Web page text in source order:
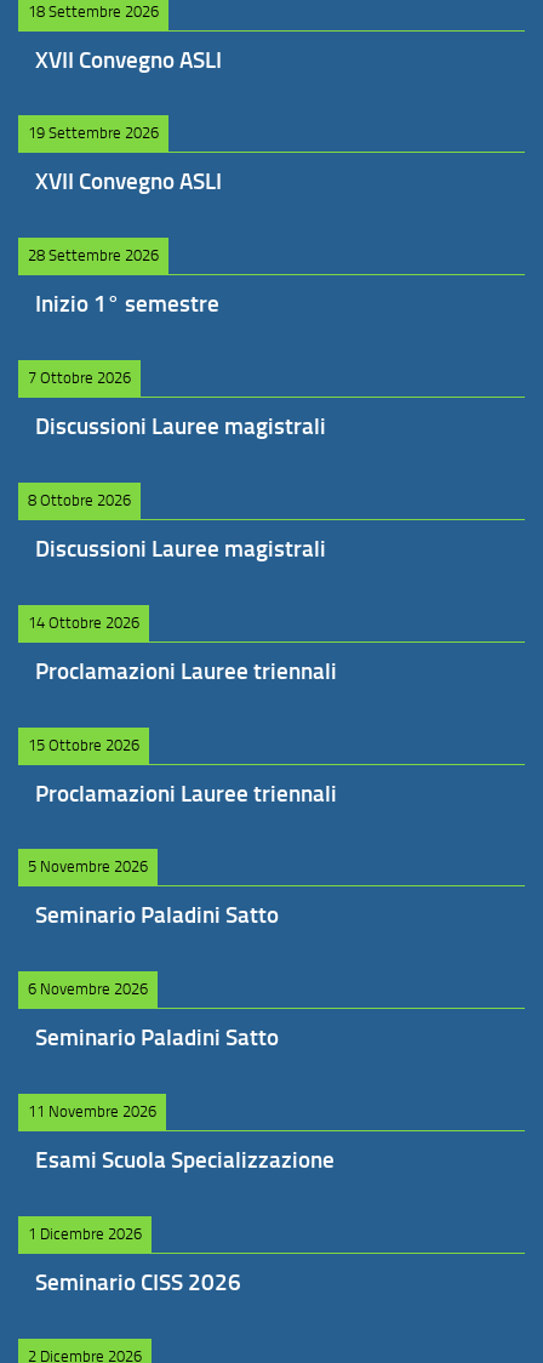
18 Settembre 2026
XVII Convegno ASLI
19 Settembre 2026
XVII Convegno ASLI
28 Settembre 2026
Inizio 1° semestre
7 Ottobre 2026
Discussioni Lauree magistrali
8 Ottobre 2026
Discussioni Lauree magistrali
14 Ottobre 2026
Proclamazioni Lauree triennali
15 Ottobre 2026
Proclamazioni Lauree triennali
5 Novembre 2026
Seminario Paladini Satto
6 Novembre 2026
Seminario Paladini Satto
11 Novembre 2026
Esami Scuola Specializzazione
1 Dicembre 2026
Seminario CISS 2026
2 Dicembre 2026